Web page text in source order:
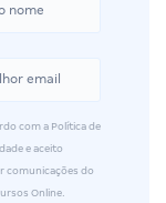
com a Política de
e aceito
comunicações do
Online.